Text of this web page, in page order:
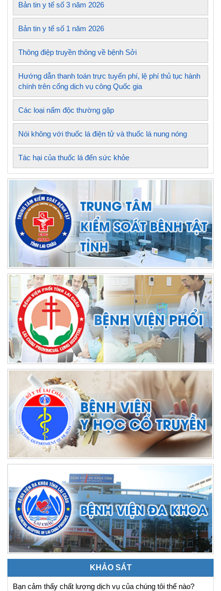
Bản tin y tế số 3 năm 2026
Bản tin y tế số 1 năm 2026
Thông điệp truyền thông về bệnh Sởi
Hướng dẫn thanh toán trực tuyến phí, lệ phí thủ tục hành
chính trên cổng dịch vụ công Quốc gia
Các loại nấm độc thường gặp
Nói không với thuốc lá điện tử và thuốc lá nung nóng
Tác hại của thuốc lá đến sức khỏe
KHẢO SÁT
Bạn cảm thấy chất lượng dịch vụ của chúng tôi thế nào?